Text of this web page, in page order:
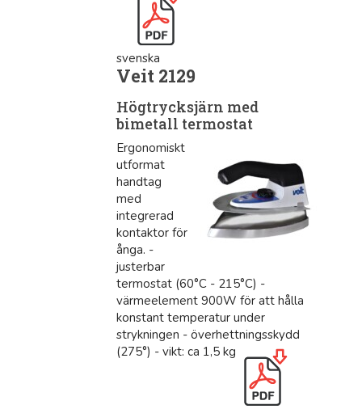
svenska
Veit 2129
Högtrycksjärn med
bimetall termostat
Ergonomiskt
utformat
handtag
med
integrerad
kontaktor för
ånga. -
justerbar
termostat (60°C - 215°C) -
värmeelement 900W för att hålla
konstant temperatur under
strykningen - överhettningsskydd
(275°) - vikt: ca 1,5 kg